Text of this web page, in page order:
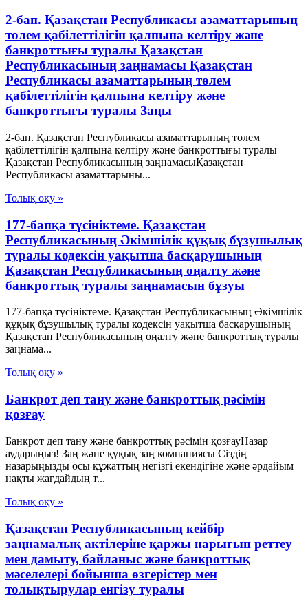
2-бап. Қазақстан Республикасы азаматтарының
төлем қабілеттілігін қалпына келтіру және
банкроттығы туралы Қазақстан
Республикасының заңнамасы Қазақстан
Республикасы азаматтарының төлем
қабілеттілігін қалпына келтіру және
банкроттығы туралы Заңы
2-бап. Қазақстан Республикасы азаматтарының төлем
қабілеттілігін қалпына келтіру және банкроттығы туралы
Қазақстан Республикасының заңнамасыҚазақстан
Республикасы азаматтарыны...
Толық оқу »
177-бапқа түсініктеме. Қазақстан
Республикасының Әкімшілік құқық бұзушылық
туралы кодексін уақытша басқарушының
Қазақстан Республикасының оңалту және
банкроттық туралы заңнамасын бұзуы
177-бапқа түсініктеме. Қазақстан Республикасының Әкімшілік
құқық бұзушылық туралы кодексін уақытша басқарушының
Қазақстан Республикасының оңалту және банкроттық туралы
заңнама...
Толық оқу »
Банкрот деп тану және банкроттық рәсімін
қозғау
Банкрот деп тану және банкроттық рәсімін қозғауНазар
аударыңыз! Заң және құқық заң компаниясы Сіздің
назарыңызды осы құжаттың негізгі екендігіне және әрдайым
нақты жағдайдың т...
Толық оқу »
Қазақстан Республикасының кейбір
заңнамалық актілеріне қаржы нарығын реттеу
мен дамыту, байланыс және банкроттық
мәселелері бойынша өзгерістер мен
толықтырулар енгізу туралы